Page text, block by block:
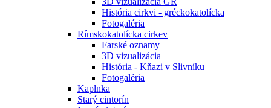
História cirkvi - gréckokatolícka
Fotogaléria
Rímskokatolícka cirkev
Farské oznamy
3D vizualizácia
História - Kňazi v Slivníku
Fotogaléria
Kaplnka
Starý cintorín